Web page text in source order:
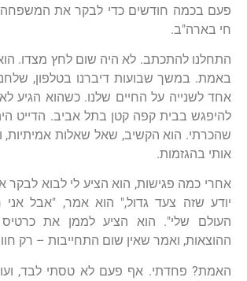
פעם בכמה חודשים כדי לבקר את המשפחה
חי בארה"ב.
התחלנו להתכתב. לא היה שום לחץ מצדו.
באמת. במשך שבועות דיברנו בטלפון, שלחנו
אחד לשנייה על החיים שלנו. כשהוא הגיע
להיפגש בבית קפה קטן בתל אביב. הדייט
שהכרתי. הוא הקשיב, שאל שאלות אמיתיות,
אותי בהגזמות.
אחרי כמה פגישות, הוא הציע לי לבוא לבקר
יודע שזה צעד גדול," הוא אמר, "אבל
העולם שלי". הוא הציע לממן את
ההוצאות, ואמר שאין שום התחייבות – רק
האמת? פחדתי. אף פעם לא טסתי לבד,